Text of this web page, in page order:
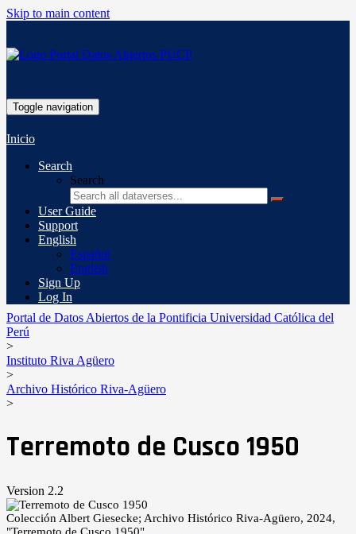
Skip to main content
Toggle navigation
Inicio
Search
Search
User Guide
Support
English
Español
English
Sign Up
Log In
Portal de Datos Abiertos de la Pontificia Universidad Católica del
Perú
>
Instituto Riva Agüero
>
Archivo Histórico Riva-Agüero
>
Terremoto de Cusco 1950
Version 2.2
Colección Albert Giesecke; Archivo Histórico Riva-Agüero, 2024,